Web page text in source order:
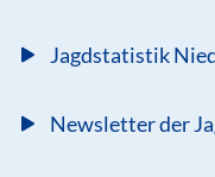
Jagdstatistik
Newsletter der